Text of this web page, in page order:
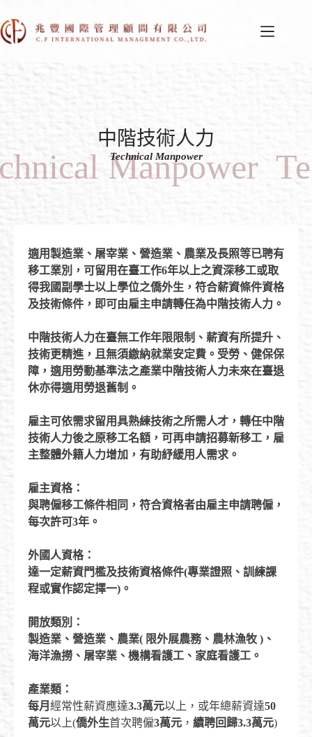
Manpower
中階技術人力
Technical Manpower
適用製造業、屠宰業、營造業、農業及長照等已聘有
移工業別，可留用在臺工作6年以上之資深移工或取
得我國副學士以上學位之僑外生，符合薪資條件資格
及技術條件，即可由雇主申請轉任為中階技術人力。
中階技術人力在臺無工作年限限制、薪資有所提升、
技術更精進，且無須繳納就業安定費。受勞、健保保
障，適用勞動基準法之產業中階技術人力未來在臺退
休亦得適用勞退舊制。
雇主可依需求留用具熟練技術之所需人才，轉任中階
技術人力後之原移工名額，可再申請招募新移工，雇
主整體外籍人力增加，有助紓緩用人需求。
雇主資格：
與聘僱移工條件相同，符合資格者由雇主申請聘僱，
每次許可3年。
外國人資格：
達一定薪資門檻及技術資格條件(專業證照、訓練課
程或實作認定擇一)。
開放類別
：
製造業、營造業、農業( 限外展農務、農林漁牧 ) 、
海洋漁撈、屠宰業、機構看護工、家庭看護工。
產業類：
每月 經常性薪資應達3.3萬元以上，或年總薪資達50
萬元以上(僑外生首次聘僱3萬元 ， 續聘回歸3.3萬元)